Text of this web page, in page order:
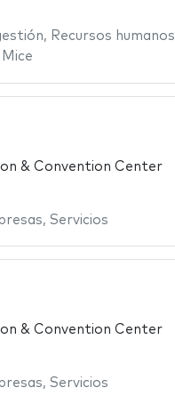
, Recursos humanos
Mice
& Convention Center
, Servicios
& Convention Center
, Servicios